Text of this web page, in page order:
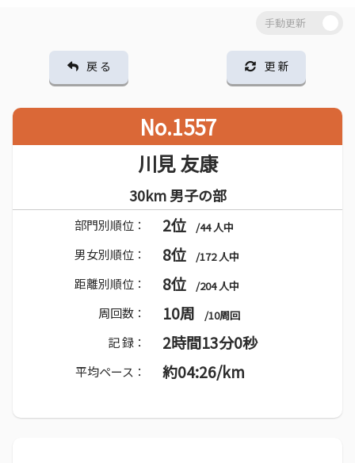
戻 る 更 新
No.1557
川見 友康
30km 男子の部
部門別順位： 2位 /44 人中
男女別順位： 8位 /172 人中
距離別順位： 8位 /204 人中
周回数： 10周 /10周回
記 録： 2時間13分0秒
平均ペース： 約04:26/km